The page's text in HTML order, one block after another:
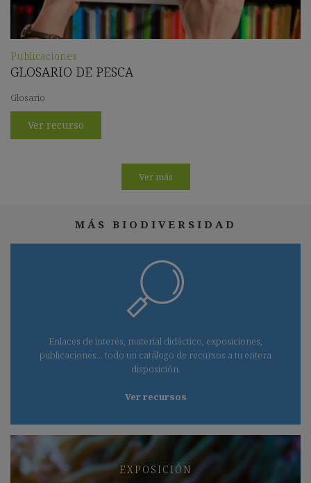
Publicaciones
GLOSARIO DE PESCA
Glosario
Ver recurso
Ver más
MÁS BIODIVERSIDAD
Enlaces de interés, material didáctico, exposiciones,
publicaciones... todo un catálogo de recursos a tu entera
disposición.
Ver recursos
EXPOSICIÓN